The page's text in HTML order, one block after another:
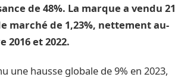
de 48%. La marque a vendu 21
marché de 1,23%, nettement au-
et 2022.
une hausse globale de 9% en 2023,